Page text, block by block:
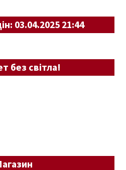
03.04.2025 21:44
без світла!